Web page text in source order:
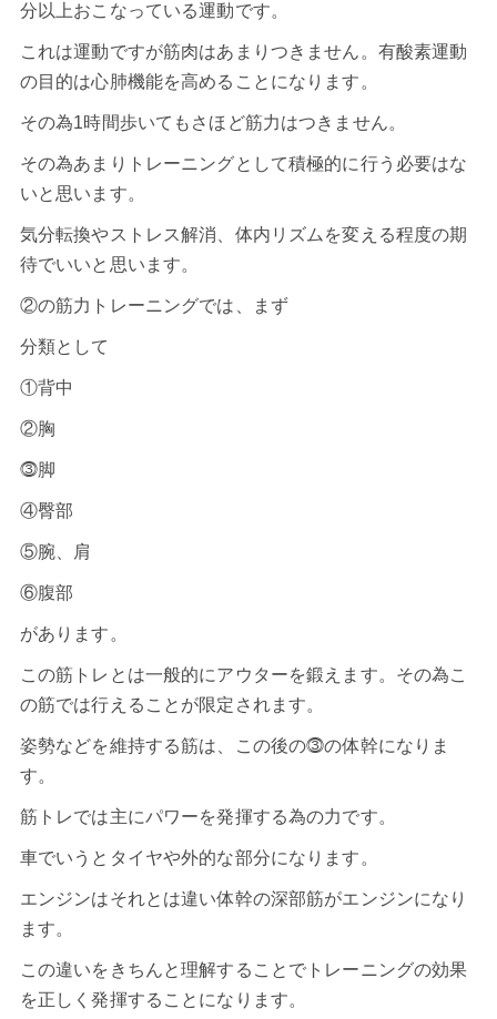
分以上おこなっている運動です。
これは運動ですが筋肉はあまりつきません。有酸素運動
の目的は心肺機能を高めることになります。
その為1時間歩いてもさほど筋力はつきません。
その為あまりトレーニングとして積極的に行う必要はな
いと思います。
気分転換やストレス解消、体内リズムを変える程度の期
待でいいと思います。
②の筋力トレーニングでは、まず
分類として
①背中
②胸
⓷脚
④臀部
⑤腕、肩
⑥腹部
があります。
この筋トレとは一般的にアウターを鍛えます。その為こ
の筋では行えることが限定されます。
姿勢などを維持する筋は、この後の⓷の体幹になりま
す。
筋トレでは主にパワーを発揮する為の力です。
車でいうとタイヤや外的な部分になります。
エンジンはそれとは違い体幹の深部筋がエンジンになり
ます。
この違いをきちんと理解することでトレーニングの効果
を正しく発揮することになります。